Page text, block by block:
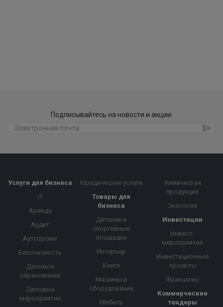
Подписывайтесь на новости и акции:
Услуги для бизнеса
IT
Аренда
Аудит
Аутсорсинг
Безопасность
Деловое
образование
Деловые
мероприятия
Юридические услуги
Товары для
бизнеса
Детские и
спортивные
площадки
Интерьер
Книги
Машины и
оборудование
Мебель
Химическая
продукция
Экология
Инвестиции
Инвест-
мероприятия
Инвестиционные
проекты
Франшизы
Коммерческие
тендеры